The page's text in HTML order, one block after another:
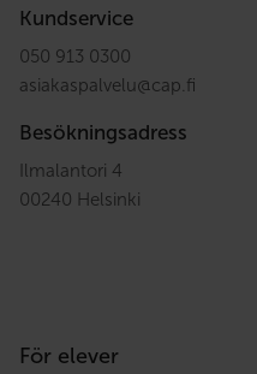
Kundservice
050 913 0300
asiakaspalvelu@cap.fi
Besökningsadress
Ilmalantori 4
00240 Helsinki
För elever